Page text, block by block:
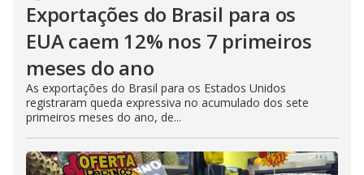
Exportações do Brasil para os
EUA caem 12% nos 7 primeiros
meses do ano
As exportações do Brasil para os Estados Unidos
registraram queda expressiva no acumulado dos sete
primeiros meses do ano, de...